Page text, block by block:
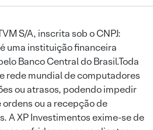
S/A, inscrita sob o CNPJ:
instituição financeira
Banco Central do Brasil.Toda
rede mundial de computadores
ou atrasos, podendo impedir
ou a recepção de
A XP Investimentos exime-se de